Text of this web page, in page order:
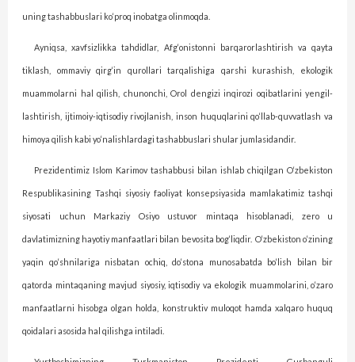
uning tashabbuslari ko‘proq inobatga olinmoqda.
Ayniqsa, xavfsizlikka tahdidlar, Afg‘onistonni barqarorlashtirish va qayta
tiklash, ommaviy qirg‘in qurollari tar­qalishiga qarshi kurashish, ekologik
muammolarni hal qilish, chunonchi, Orol dengizi inqirozi oqibatlarini yengil­
lashtirish, ijtimoiy-iqtisodiy rivojlanish, inson huquqlarini qo‘llab-quvvatlash va
himoya qilish kabi yo‘nalishlardagi tashabbuslari shular jumlasidandir.
Prezidentimiz Islom Karimov tashabbusi bilan ishlab chiqilgan O‘zbekiston
Respublikasining Tashqi siyosiy faoliyat konsepsiyasida mamlakatimiz tashqi
siyosati uchun Markaziy Osiyo ustuvor mintaqa hisoblanadi, zero u
davlatimizning hayotiy manfaatlari bilan bevosita bog‘liqdir. O‘zbekiston o‘zining
yaqin qo‘shnilariga nisbatan ochiq, do‘stona munosabatda bo‘lish bilan bir
qatorda mintaqaning mavjud siyosiy, iqtisodiy va ekologik muammolarini, o‘zaro
manfaatlarni hisobga olgan holda, konstruktiv muloqot hamda xalqaro huquq
qoidalari asosida hal qilishga intiladi.